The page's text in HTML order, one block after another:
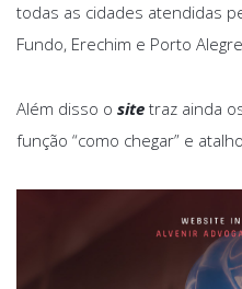
todas as cidades atendidas
Fundo, Erechim e Porto
Além disso o site traz ainda
função “como chegar” e